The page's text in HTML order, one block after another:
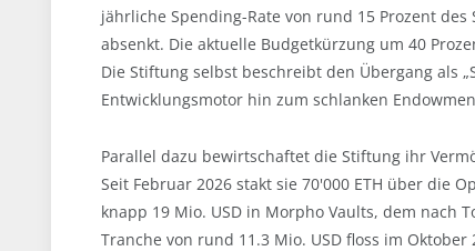
jährliche Spending-Rate von rund 15 Prozent
absenkt. Die aktuelle Budgetkürzung um 40
Die Stiftung selbst beschreibt den Übergang als
Entwicklungsmotor hin zum schlanken
Parallel dazu bewirtschaftet die Stiftung ihr
Seit Februar 2026 stakt sie 70'000 ETH über die
knapp 19 Mio. USD in Morpho Vaults, dem nach
Tranche von rund 11.3 Mio. USD floss im